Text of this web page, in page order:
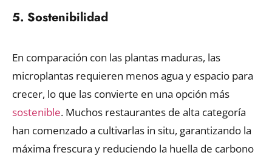
5. Sostenibilidad
En comparación con las plantas maduras, las
microplantas requieren menos agua y espacio para
crecer, lo que las convierte en una opción más
sostenible. Muchos restaurantes de alta categoría
han comenzado a cultivarlas in situ, garantizando la
máxima frescura y reduciendo la huella de carbono